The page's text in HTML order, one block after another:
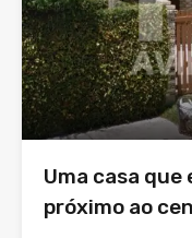
Uma casa
próximo ao